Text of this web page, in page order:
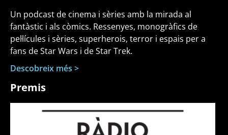
Un podcast de cinema i sèries amb la mirada al
fantàstic i als còmics. Ressenyes, monogràfics de
pel·lícules i sèries, superherois, terror i espais per a
fans de Star Wars i de Star Trek.
Descobreix més >
Premis